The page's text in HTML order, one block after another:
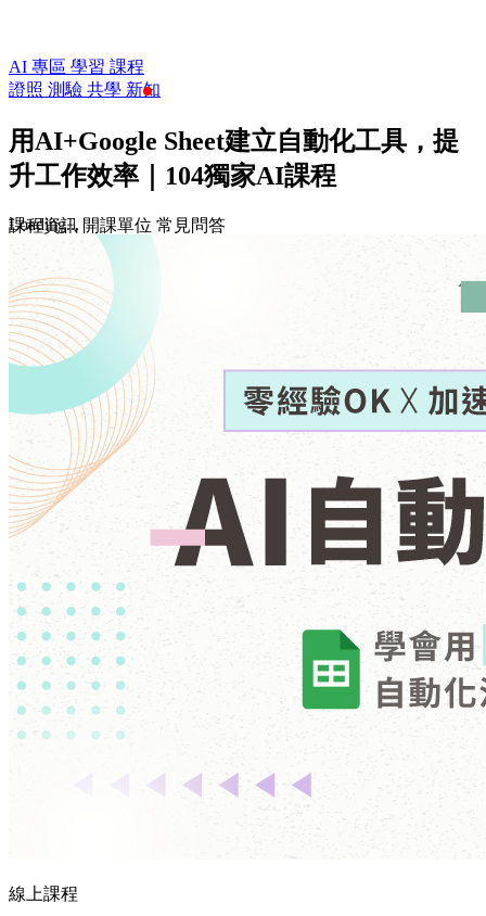
AI 專區 學習 課程
證照 測驗 共學 新知
用AI+Google Sheet建立自動化工具，提
升工作效率｜104獨家AI課程
課程資訊 開課單位 常見問答
Loading...
線上課程